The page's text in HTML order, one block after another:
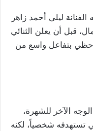
ليلى أحمد زاهر
قبل أن يعلن الثنائي
حظي بتفاعل واسع من
الآخر للشهرة،
تستهدفه شخصياً، لكنه